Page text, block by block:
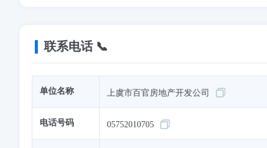
联系电话 📞
单位名称 上虞市百官房地产开发公司
电话号码 05752010705